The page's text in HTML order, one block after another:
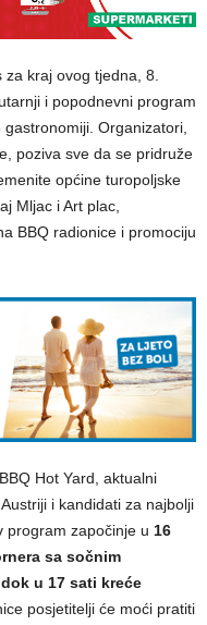
kraj ovog tjedna, 8.
i popodnevni program
Organizatori,
poziva sve da se pridruže
općine turopoljske
Mljac i Art plac,
BBQ radionice i promociju
Hot Yard, aktualni
i kandidati za najbolji
program započinje u 16
sa sočnim
u 17 sati kreće
posjetitelji će moći pratiti